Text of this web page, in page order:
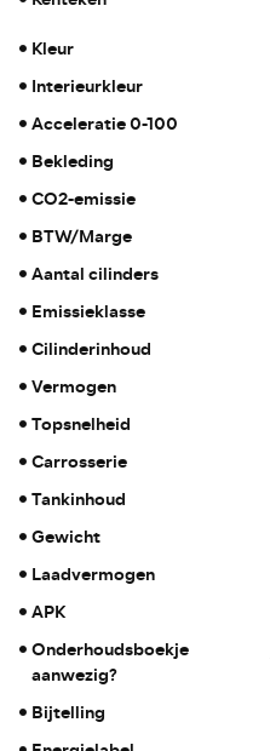
Kleur
Interieurkleur
Acceleratie 0-100
Bekleding
CO2-emissie
BTW/Marge
Aantal cilinders
Emissieklasse
Cilinderinhoud
Vermogen
Topsnelheid
Carrosserie
Tankinhoud
Gewicht
Laadvermogen
APK
Onderhoudsboekje
aanwezig?
Bijtelling